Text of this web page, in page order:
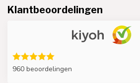
Klantbeoordelingen
960 beoordelingen